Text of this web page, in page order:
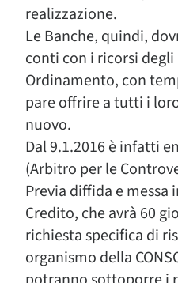
realizzazione.
Le Banche, quindi,
conti con i ricorsi
Ordinamento, con
pare offrire a tutti i
nuovo.
Dal 9.1.2016 è infatti
(Arbitro per le
Previa diffida e
Credito, che avrà 60
richiesta specifica di
organismo della